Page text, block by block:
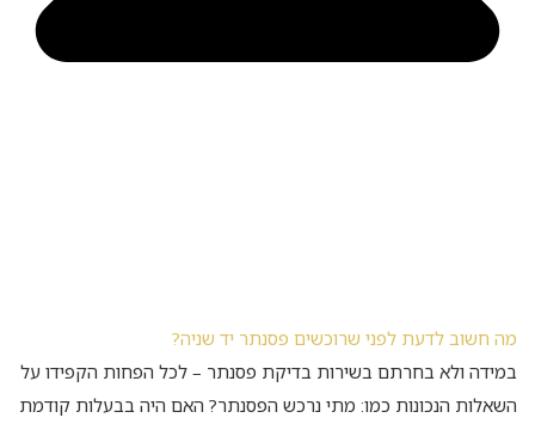
מה חשוב לדעת לפני שרוכשים פסנתר יד שניה?
במידה ולא בחרתם בשירות בדיקת פסנתר – לכל הפחות הקפידו על
השאלות הנכונות כמו: מתי נרכש הפסנתר? האם היה בבעלות קודמת